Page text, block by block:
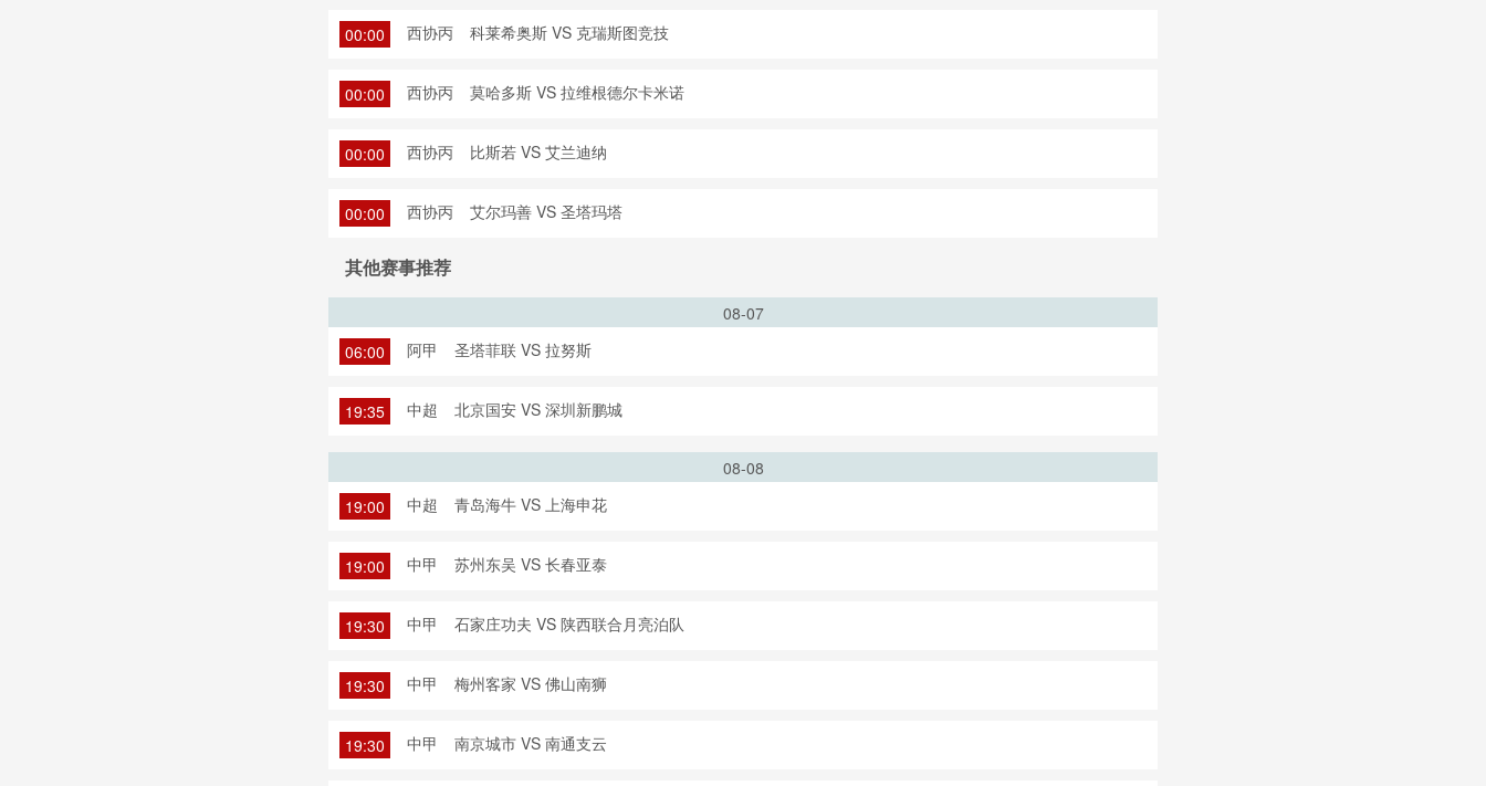
00:00 西协丙 科莱希奥斯 VS 克瑞斯图竞技
00:00 西协丙 莫哈多斯 VS 拉维根德尔卡米诺
00:00 西协丙 比斯若 VS 艾兰迪纳
00:00 西协丙 艾尔玛善 VS 圣塔玛塔
其他赛事推荐
08-07
06:00
阿甲 圣塔菲联 VS 拉努斯
19:35 中超 北京国安 VS 深圳新鹏城
08-08
19:00
中超 青岛海牛 VS 上海申花
19:00 中甲 苏州东吴 VS 长春亚泰
19:30 中甲 石家庄功夫 VS 陕西联合月亮泊队
19:30 中甲 梅州客家 VS 佛山南狮
19:30 中甲 南京城市 VS 南通支云